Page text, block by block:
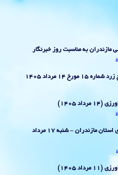
مازندران به مناسبت روز خبرنگار
14 مرداد 1405
۱۴۰۵)
پیش بینی 7 روزه وضع هوای استان مازندران – شنبه 17 مرداد
۱۴۰۵)